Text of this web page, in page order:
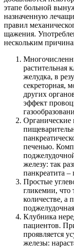
этапе больной
назначенную
правил
щажения.
нескольким
растительная
желудка, в
секреторная,
других
эффект
Органические
печенью.
железу: так
панкреатита –
Простые
гликемии, что
количестве, а
Клубника
пациентов.
проявляется
железы: